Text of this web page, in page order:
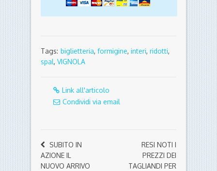
Tags: biglietteria, formigine, interi, ridotti,
spal, VIGNOLA
Link all'articolo
Condividi via email
SUBITO IN
AZIONE IL
NUOVO ARRIVO
RESI NOTI I
PREZZI DEI
TAGLIANDI PER